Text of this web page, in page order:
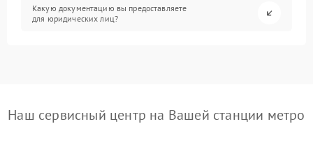
Какую документацию вы предоставляете
для юридических лиц?
Наш сервисный центр на Вашей станции метро